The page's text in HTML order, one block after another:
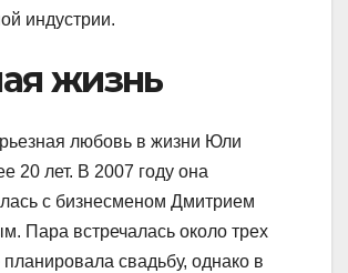
индустрии.
жизнь
любовь в жизни Юли
20 лет. В 2007 году она
с бизнесменом Дмитрием
Пара встречалась около трех
свадьбу, однако в